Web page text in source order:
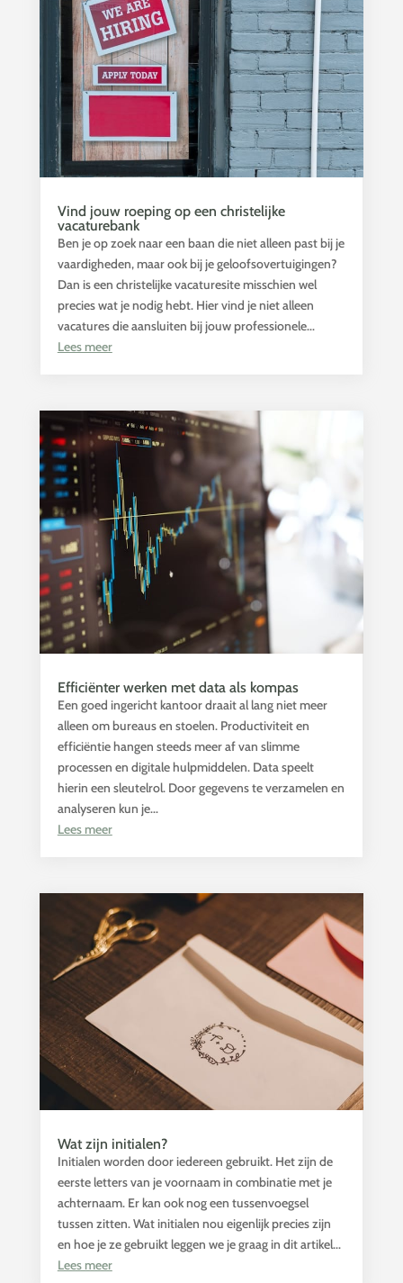
Vind jouw roeping op een christelijke
vacaturebank
Ben je op zoek naar een baan die niet alleen past bij je
vaardigheden, maar ook bij je geloofsovertuigingen?
Dan is een christelijke vacaturesite misschien wel
precies wat je nodig hebt. Hier vind je niet alleen
vacatures die aansluiten bij jouw professionele...
Lees meer
Efficiënter werken met data als kompas
Een goed ingericht kantoor draait al lang niet meer
alleen om bureaus en stoelen. Productiviteit en
efficiëntie hangen steeds meer af van slimme
processen en digitale hulpmiddelen. Data speelt
hierin een sleutelrol. Door gegevens te verzamelen en
analyseren kun je...
Lees meer
Wat zijn initialen?
Initialen worden door iedereen gebruikt. Het zijn de
eerste letters van je voornaam in combinatie met je
achternaam. Er kan ook nog een tussenvoegsel
tussen zitten. Wat initialen nou eigenlijk precies zijn
en hoe je ze gebruikt leggen we je graag in dit artikel...
Lees meer